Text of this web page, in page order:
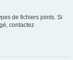
de fichiers joints. Si
contactez